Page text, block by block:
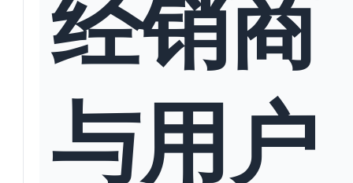
与用户